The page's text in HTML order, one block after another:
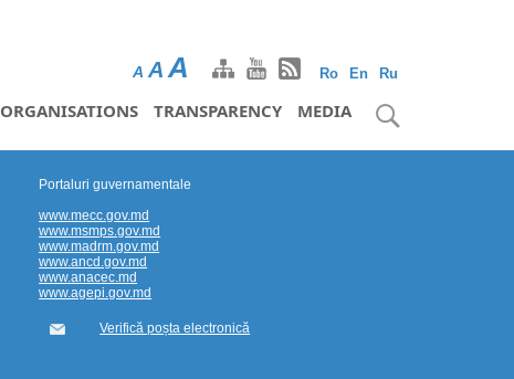
Ro En Ru
A A A
ORGANISATIONS TRANSPARENCY MEDIA
Portaluri guvernamentale
www.mecc.gov.md
www.msmps.gov.md
www.madrm.gov.md
www.ancd.gov.md
www.anacec.md
www.agepi.gov.md
Verifică poșta electronică